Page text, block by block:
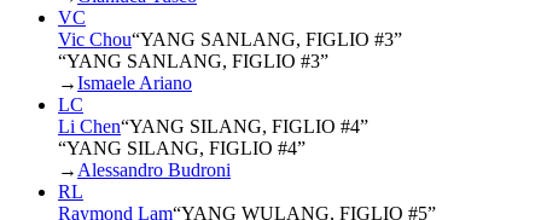
VC
Vic Chou“YANG SANLANG, FIGLIO #3”
“YANG SANLANG, FIGLIO #3”
→Ismaele Ariano
LC
Li Chen“YANG SILANG, FIGLIO #4”
“YANG SILANG, FIGLIO #4”
→ Alessandro Budroni
RL
Raymond Lam“YANG WULANG, FIGLIO #5”